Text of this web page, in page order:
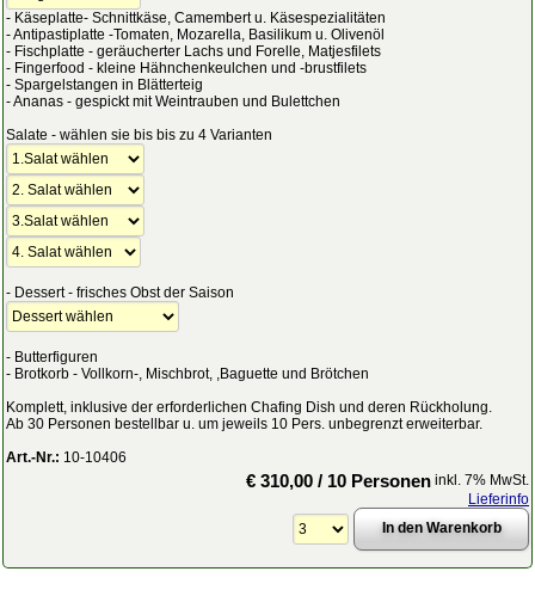
- Käseplatte- Schnittkäse, Camembert u. Käsespezialitäten
- Antipastiplatte -Tomaten, Mozarella, Basilikum u. Olivenöl
- Fischplatte - geräucherter Lachs und Forelle, Matjesfilets
- Fingerfood - kleine Hähnchenkeulchen und -brustfilets
- Spargelstangen in Blätterteig
- Ananas - gespickt mit Weintrauben und Bulettchen
Salate - wählen sie bis bis zu 4 Varianten
- Dessert - frisches Obst der Saison
- Butterfiguren
- Brotkorb - Vollkorn-, Mischbrot, ,Baguette und Brötchen
Komplett, inklusive der erforderlichen Chafing Dish und deren Rückholung.
Ab 30 Personen bestellbar u. um jeweils 10 Pers. unbegrenzt erweiterbar.
Art.-Nr.: 10-10406
€ 310,00 / 10 Personen inkl. 7% MwSt.
Lieferinfo